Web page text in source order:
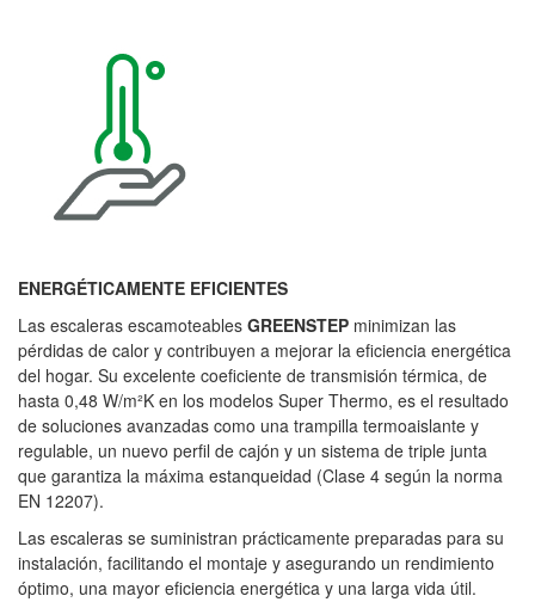
ENERGÉTICAMENTE EFICIENTES
Las escaleras escamoteables GREENSTEP minimizan las
pérdidas de calor y contribuyen a mejorar la eficiencia energética
del hogar. Su excelente coeficiente de transmisión térmica, de
hasta 0,48 W/m²K en los modelos Super Thermo, es el resultado
de soluciones avanzadas como una trampilla termoaislante y
regulable, un nuevo perfil de cajón y un sistema de triple junta
que garantiza la máxima estanqueidad (Clase 4 según la norma
EN 12207).
Las escaleras se suministran prácticamente preparadas para su
instalación, facilitando el montaje y asegurando un rendimiento
óptimo, una mayor eficiencia energética y una larga vida útil.